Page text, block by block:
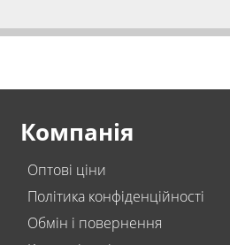
Компанія
Оптові ціни
Політика конфіденційності
Обмін і повернення